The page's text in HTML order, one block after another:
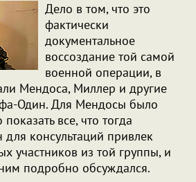
Дело в том, что это
фактически
документальное
воссоздание той самой
военной операции, в
Мендоса, Миллер и другие
Один. Для Мендосы было
все, что тогда
консультаций привлек
участников из той группы, и
подробно обсуждался.